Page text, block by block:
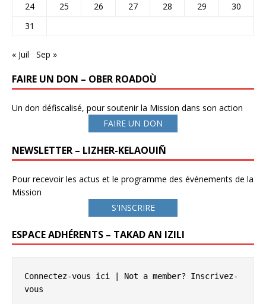
24
25 26 27 28 29
30
31
« Juil Sep »
FAIRE UN DON – OBER ROADOÙ
Un don défiscalisé, pour soutenir la Mission dans son action
FAIRE UN DON
NEWSLETTER – LIZHER-KELAOUIÑ
Pour recevoir les actus et le programme des événements de la
Mission
S'INSCRIRE
ESPACE ADHÉRENTS – TAKAD AN IZILI
Connectez-vous ici | Not a member? Inscrivez-
vous